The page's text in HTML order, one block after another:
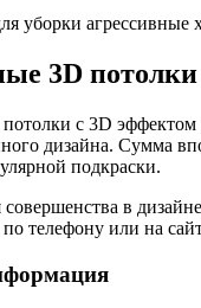
уборки агрессивные
3D
с 3D
дизайна. Сумма
подкраски.
в
телефону или на